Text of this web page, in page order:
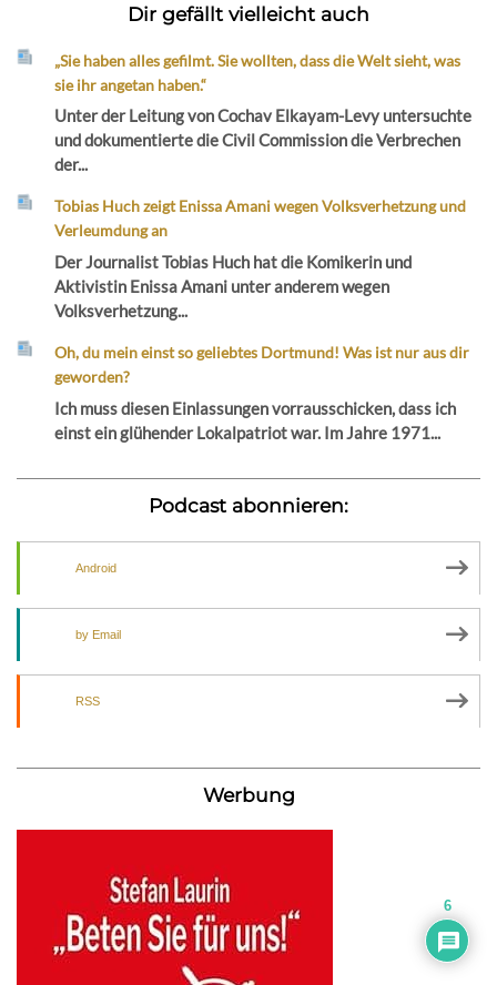
Dir gefällt vielleicht auch
„Sie haben alles gefilmt. Sie wollten, dass die Welt sieht, was
sie ihr angetan haben.“
Unter der Leitung von Cochav Elkayam-Levy untersuchte
und dokumentierte die Civil Commission die Verbrechen
der...
Tobias Huch zeigt Enissa Amani wegen Volksverhetzung und
Verleumdung an
Der Journalist Tobias Huch hat die Komikerin und
Aktivistin Enissa Amani unter anderem wegen
Volksverhetzung...
Oh, du mein einst so geliebtes Dortmund! Was ist nur aus dir
geworden?
Ich muss diesen Einlassungen vorrausschicken, dass ich
einst ein glühender Lokalpatriot war. Im Jahre 1971...
Podcast abonnieren:
Android
by Email
RSS
Werbung
6